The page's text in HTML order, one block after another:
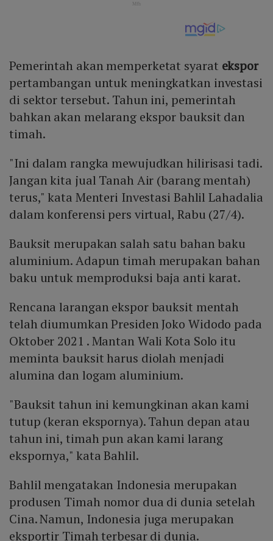
Pemerintah akan memperketat syarat ekspor
pertambangan untuk meningkatkan investasi
di sektor tersebut. Tahun ini, pemerintah
bahkan akan melarang ekspor bauksit dan
timah.
"Ini dalam rangka mewujudkan hilirisasi tadi.
Jangan kita jual Tanah Air (barang mentah)
terus," kata Menteri Investasi Bahlil Lahadalia
dalam konferensi pers virtual, Rabu (27/4).
Bauksit merupakan salah satu bahan baku
aluminium. Adapun timah merupakan bahan
baku untuk memproduksi baja anti karat.
Rencana larangan ekspor bauksit mentah
telah diumumkan Presiden Joko Widodo pada
Oktober 2021 . Mantan Wali Kota Solo itu
meminta bauksit harus diolah menjadi
alumina dan logam aluminium.
"Bauksit tahun ini kemungkinan akan kami
tutup (keran ekspornya). Tahun depan atau
tahun ini, timah pun akan kami larang
ekspornya," kata Bahlil.
Bahlil mengatakan Indonesia merupakan
produsen Timah nomor dua di dunia setelah
Cina. Namun, Indonesia juga merupakan
eksportir Timah terbesar di dunia.